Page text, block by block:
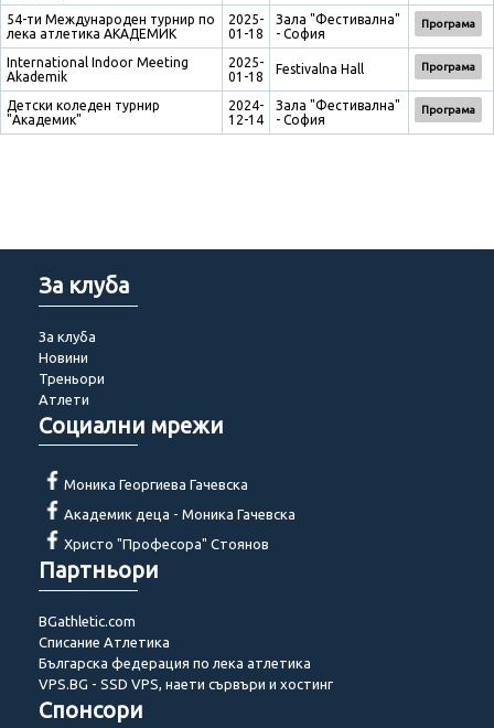
54-ти Международен турнир по
лека атлетика АКАДЕМИК
2025-
01-18
Зала "Фестивална"
- София
Програма
International Indoor Meeting
Akademik
2025-
01-18
Festivalna Hall Програма
Детски коледен турнир
"Академик"
2024-
12-14
Зала "Фестивална"
- София
Програма
За клуба
За клуба
Новини
Треньори
Атлети
Социални мрежи
Моника Георгиева Гачевска
Академик деца - Моника Гачевска
Христо "Професора" Стоянов
Партньори
BGathletic.com
Списание Атлетика
Българска федерация по лека атлетика
VPS.BG - SSD VPS, наети сървъри и хостинг
Спонсори